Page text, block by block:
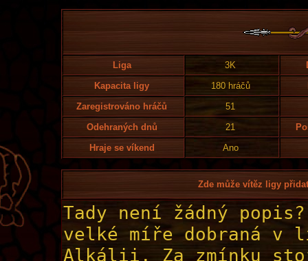
Liga 3K
Kapacita ligy
180 hráčů
Zaregistrováno hráčů
51
Odehraných dnů
21
Hraje se víkend
Ano
Zde může vítěz ligy